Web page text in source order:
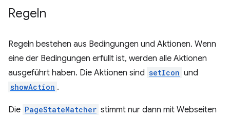
Regeln
Regeln bestehen aus Bedingungen und Aktionen. Wenn
eine der Bedingungen erfüllt ist, werden alle Aktionen
ausgeführt haben. Die Aktionen sind setIcon und
showAction .
Die PageStateMatcher stimmt nur dann mit Webseiten